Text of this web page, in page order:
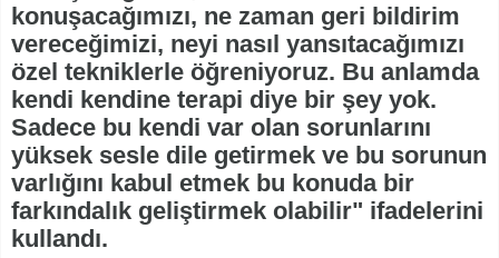
konuşacağımızı, ne zaman geri bildirim
vereceğimizi, neyi nasıl yansıtacağımızı
özel tekniklerle öğreniyoruz. Bu anlamda
kendi kendine terapi diye bir şey yok.
Sadece bu kendi var olan sorunlarını
yüksek sesle dile getirmek ve bu sorunun
varlığını kabul etmek bu konuda bir
farkındalık geliştirmek olabilir" ifadelerini
kullandı.